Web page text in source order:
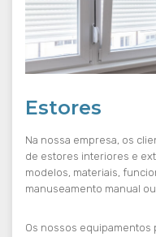
Estores
Na nossa empresa, os
de estores interiores e
modelos, materiais,
manuseamento manual
Os nossos equipamentos